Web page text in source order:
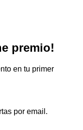
premio!
en tu primer
por email.